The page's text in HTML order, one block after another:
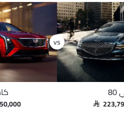
SAR